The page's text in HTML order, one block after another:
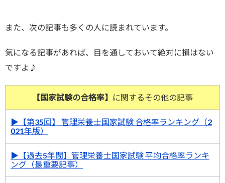
また、次の記事も多くの人に読まれています。
気になる記事があれば、目を通しておいて絶対に損はない
ですよ♪
【国家試験の合格率】 に関するその他の記事
▶︎【第35回】 管理栄養士国家試験 合格率ランキング（2
021年版）
▶︎ 【過去5年間】管理栄養士国家試験 平均合格率ランキ
ング（最重要記事）